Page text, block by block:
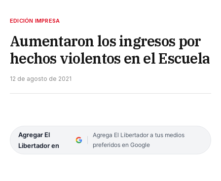
EDICIÓN IMPRESA
Aumentaron los ingresos por
hechos violentos en el Escuela
12 de agosto de 2021
Agregar El
Libertador en
Agrega El Libertador a tus medios
preferidos en Google